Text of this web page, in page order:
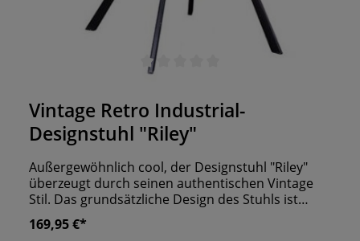
Durchschnittliche Bewertung von 0 von 5 Sternen
Vintage Retro Industrial-
Designstuhl "Riley"
Außergewöhnlich cool, der Designstuhl "Riley"
überzeugt durch seinen authentischen Vintage
Stil. Das grundsätzliche Design des Stuhls ist
schlicht gehalten. Der Bezug macht hier den
Unterschied! Wir liefern den Gastrostuhl in einem
169,95 €*